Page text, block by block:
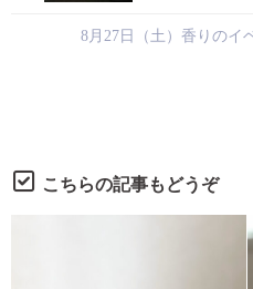
8月27日（土）香りのイ
こちらの記事もどうぞ